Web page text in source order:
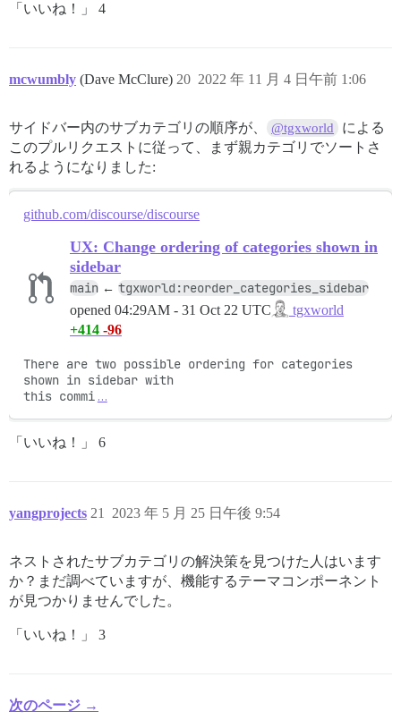
「いいね！」 4
mcwumbly (Dave McClure) 2022 年 11 月 4 日午前 1:06
20
サイドバー内のサブカテゴリの順序が、 @tgxworld
による
このプルリクエストに従って、まず親カテゴリでソートさ
れるようになりました:
github.com/discourse/discourse
UX: Change ordering of categories shown in
sidebar
main ← tgxworld:reorder_categories_sidebar
opened 04:29AM - 31 Oct 22 UTC
tgxworld
+414 -96
There are two possible ordering for categories
shown in sidebar with
this commi …
「いいね！」 6
yangprojects 2023 年 5 月 25 日午後 9:54
21
ネストされたサブカテゴリの解決策を見つけた人はいます
か？まだ調べていますが、機能するテーマコンポーネント
が見つかりませんでした。
「いいね！」 3
次のページ →